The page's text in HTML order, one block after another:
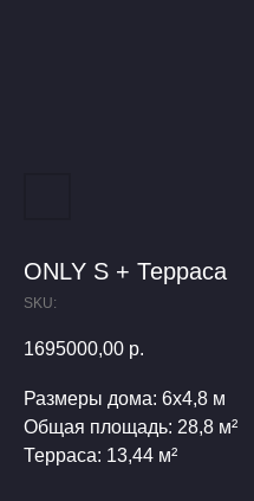
ONLY S + Терраса
SKU:
1695000,00 р.
Размеры дома: 6х4,8 м
Общая площадь: 28,8 м²
Терраса: 13,44 м²